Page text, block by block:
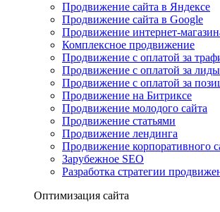
Продвижение сайта в Яндексе
Продвижение сайта в Google
Продвижение интернет-
Комплексное продвижение
Продвижение с оплатой за
Продвижение с оплатой за лиды
Продвижение с оплатой за
Продвижение на Битриксе
Продвижение молодого сайта
Продвижение статьями
Продвижение лендинга
Продвижение корпоративного
Зарубежное SEO
Разработка стратегии
Оптимизация сайта